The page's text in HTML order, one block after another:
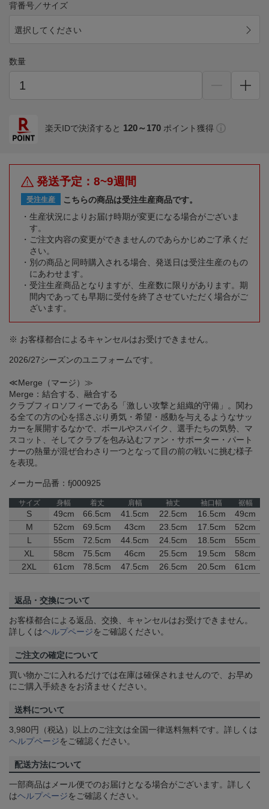
背番号／サイズ
選択してください
数量
楽天IDで決済すると 120～170 ポイント獲得
発送予定：8~9週間
受注生産
こちらの商品は受注生産商品です。
生産状況によりお届け時期が変更になる場合がございま
す。
ご注文内容の変更ができませんのであらかじめご了承くだ
さい。
別の商品と同時購入される場合、発送日は受注生産のもの
にあわせます。
受注生産商品となりますが、生産数に限りがあります。期
間内であっても早期に受付を終了させていただく場合がご
ざいます。
※ お客様都合によるキャンセルはお受けできません。
2026/27シーズンのユニフォームです。
≪Merge（マージ）≫
Merge：結合する、融合する
クラブフィロソフィーである「激しい攻撃と組織的守備」。関わ
る全ての方の心を揺さぶり勇気・希望・感動を与えるようなサッ
カーを展開するなかで、ボールやスパイク、選手たちの気勢、マ
スコット、そしてクラブを包み込むファン・サポーター・パート
ナーの熱量が混ぜ合わさり一つとなって目の前の戦いに挑む様子
を表現。
メーカー品番：fj000925
サイズ 身幅 着丈 肩幅 袖丈 袖口幅 裾幅
S 49cm 66.5cm 41.5cm 22.5cm 16.5cm
49cm
M
52cm 69.5cm 43cm 23.5cm 17.5cm
52cm
L
55cm 72.5cm 44.5cm 24.5cm 18.5cm
55cm
XL
58cm 75.5cm 46cm 25.5cm 19.5cm
58cm
2XL
61cm 78.5cm 47.5cm 26.5cm 20.5cm 61cm
返品・交換について
お客様都合による返品、交換、キャンセルはお受けできません。
詳しくはヘルプページをご確認ください。
ご注文の確定について
買い物かごに入れるだけでは在庫は確保されませんので、お早め
にご購入手続きをお済ませください。
送料について
3,980円（税込）以上のご注文は全国一律送料無料です。詳しくは
ヘルプページをご確認ください。
配送方法について
一部商品はメール便でのお届けとなる場合がございます。詳しく
はヘルプページをご確認ください。